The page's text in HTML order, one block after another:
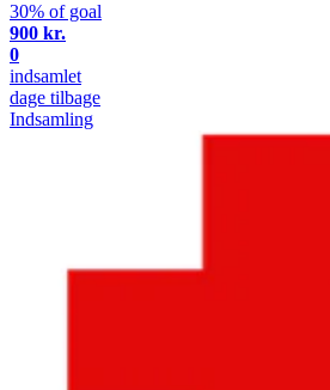
30% of goal
900 kr.
0
indsamlet
dage tilbage
Indsamling